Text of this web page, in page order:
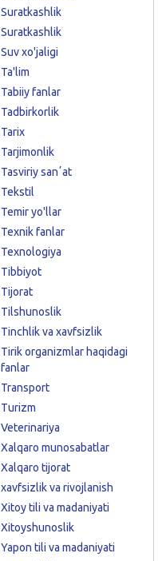
Suratkashlik
Suratkashlik
Suv xo'jaligi
Ta'lim
Tabiiy fanlar
Tadbirkorlik
Tarix
Tarjimonlik
Tasviriy sanʼat
Tekstil
Temir yo'llar
Texnik fanlar
Texnologiya
Tibbiyot
Tijorat
Tilshunoslik
Tinchlik va xavfsizlik
Tirik organizmlar haqidagi
fanlar
Transport
Turizm
Veterinariya
Xalqaro munosabatlar
Xalqaro tijorat
xavfsizlik va rivojlanish
Xitoy tili va madaniyati
Xitoyshunoslik
Yapon tili va madaniyati